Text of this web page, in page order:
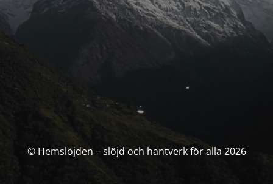
© Hemslöjden – slöjd och hantverk för alla 2026